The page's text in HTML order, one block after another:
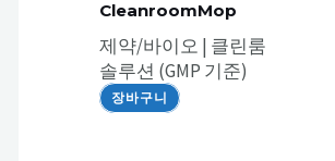
CleanroomMop
제약/바이오 | 클린룸
솔루션 (GMP 기준)
장바구니